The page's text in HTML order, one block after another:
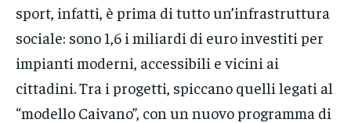
sport, infatti, è prima di tutto un’infrastruttura
sociale: sono 1,6 i miliardi di euro investiti per
impianti moderni, accessibili e vicini ai
cittadini. Tra i progetti, spiccano quelli legati al
“modello Caivano”, con un nuovo programma di